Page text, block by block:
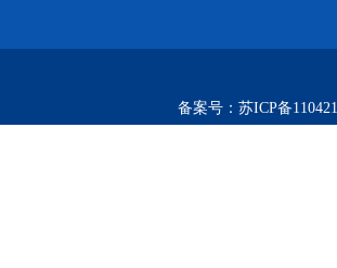
备案号： 苏ICP备